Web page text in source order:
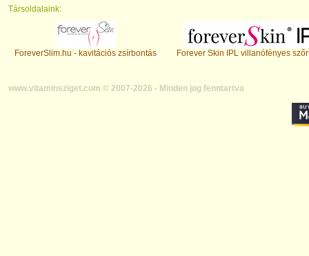
Társoldalaink:
ForeverSlim.hu - kavitációs zsírbontás Forever Skin IPL villanófényes
www.vitaminsziget.com © 2007-2026 - Minden jog fenntartva